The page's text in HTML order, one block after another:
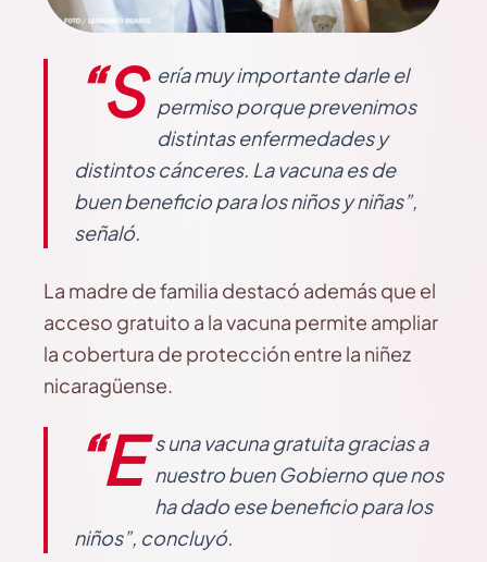
“S
ería muy importante darle el
permiso porque prevenimos
distintas enfermedades y
distintos cánceres. La vacuna es de
buen beneficio para los niños y niñas”,
señaló.
La madre de familia destacó además que el
acceso gratuito a la vacuna permite ampliar
la cobertura de protección entre la niñez
nicaragüense.
“E s una vacuna gratuita gracias a
nuestro buen Gobierno que nos
ha dado ese beneficio para los
niños”, concluyó.